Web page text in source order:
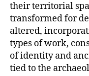
their territorial
transformed for
altered,
types of work,
of identity and
tied to the